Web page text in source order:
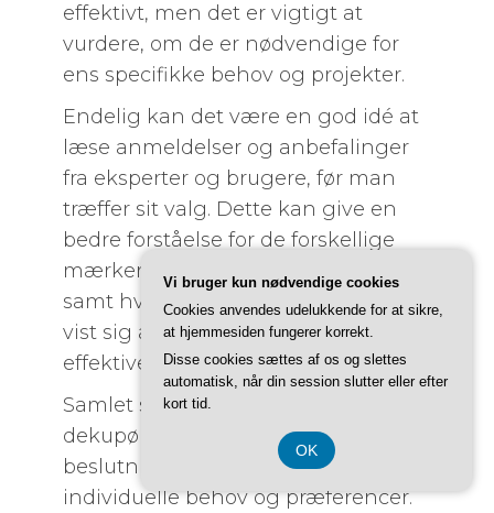
effektivt, men det er vigtigt at
vurdere, om de er nødvendige for
ens specifikke behov og projekter.
Endelig kan det være en god idé at
læse anmeldelser og anbefalinger
fra eksperter og brugere, før man
træffer sit valg. Dette kan give en
bedre forståelse for de forskellige
mærker og modeller på markedet,
samt hvilke savværktøjer der har
vist sig at være pålidelige og
effektive i praksis.
Samlet set er valgprocessen for en
dekupørsav en personlig
beslutning, der afhænger af
individuelle behov og præferencer.
Vi bruger kun nødvendige cookies
Cookies anvendes udelukkende for at sikre,
at hjemmesiden fungerer korrekt.
Disse cookies sættes af os og slettes
automatisk, når din session slutter eller efter
kort tid.
OK